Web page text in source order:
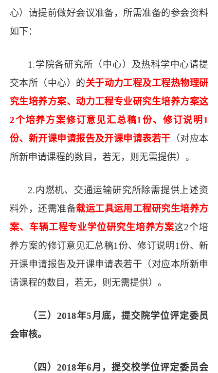
心）请提前做好会议准备，所需准备的参会资料
如下：
1.学院各研究所（中心）及热科学中心请提
交本所（中心）的关于动力工程及工程热物理研
究生培养方案、动力工程专业研究生培养方案这
2个培养方案修订意见汇总稿1份、修订说明1
份、新开课申请报告及开课申请表若干 （对应本
所新申请课程的数目，若无，则无需提供）。
2.内燃机、交通运输研究所除需提供上述资
料外，还需准备载运工具运用工程研究生培养方
案、车辆工程专业学位研究生培养方案这2个培
养方案的修订意见汇总稿1份、修订说明1份、 新
开课申请报告及开课申请表若干（对应本所新申
请课程的数目，若无，则无需提供）。
（三） 2018年5月 底， 提交院学位评定委员
会审核。
（ 四 ） 2018年6月，提交校学位评定委员会